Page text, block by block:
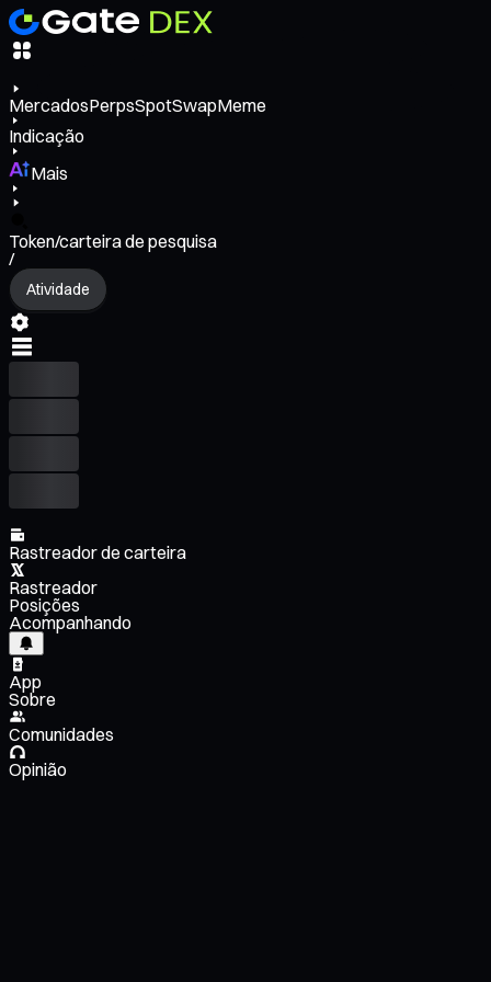
MercadosPerpsSpotSwapMeme
Indicação
Mais
Token/carteira de pesquisa
/
Atividade
Rastreador de carteira
Rastreador
Posições
Acompanhando
App
Sobre
Comunidades
Opinião